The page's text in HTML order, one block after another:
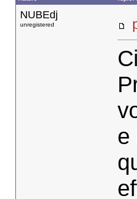
NUBEdj
unregistered
e